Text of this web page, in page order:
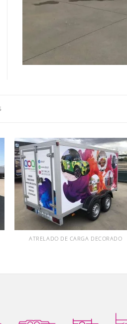
ATRELADO DE CARGA DECORADO